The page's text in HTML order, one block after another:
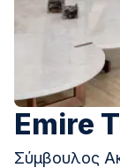
Emire
Σύμβουλος